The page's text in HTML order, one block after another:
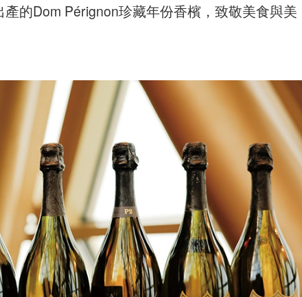
的Dom Pérignon珍藏年份香檳，致敬美食與美